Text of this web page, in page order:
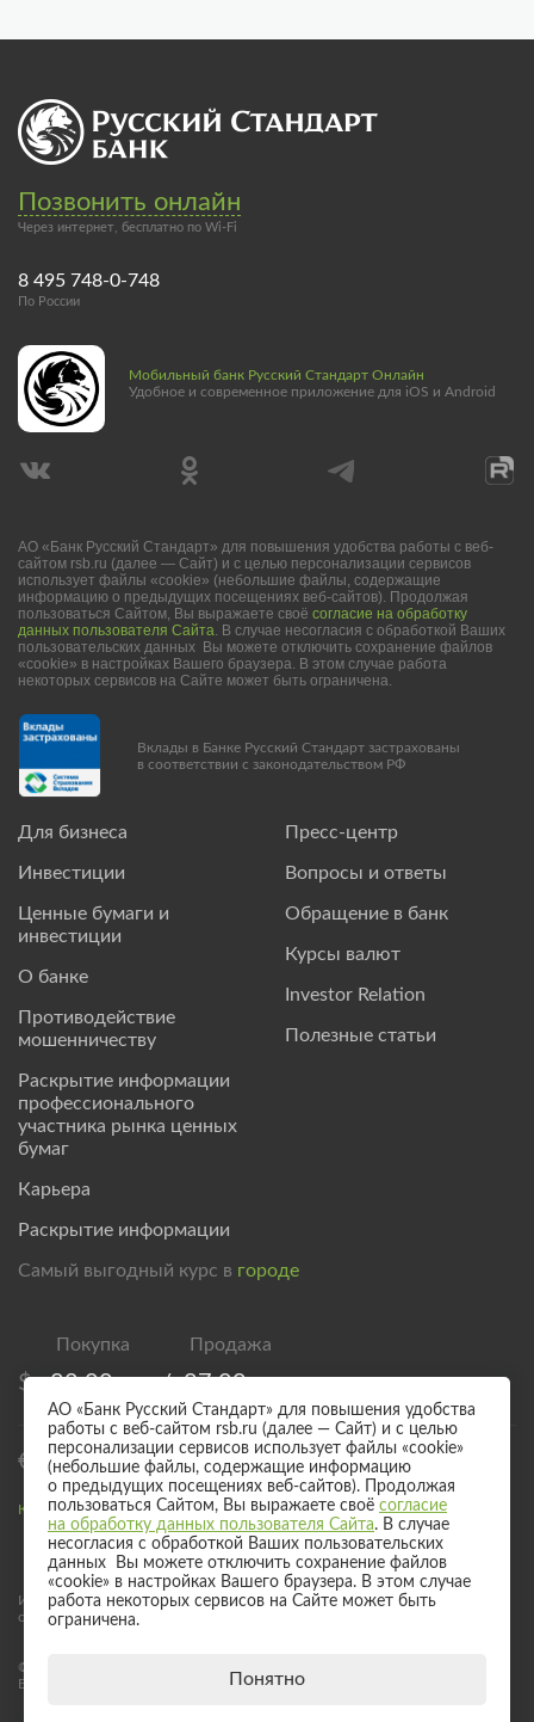
Позвонить онлайн
Через интернет, бесплатно по Wi-Fi
8 495 748-0-748
По России
Для бизнеса
Инвестиции
Ценные бумаги и
инвестиции
О банке
Противодействие
мошенничеству
Раскрытие информации
профессионального
участника рынка ценных
бумаг
Карьера
Раскрытие информации
Пресс-центр
Вопросы и ответы
Обращение в банк
Курсы валют
Investor Relation
Полезные статьи
Мобильный банк Русский Стандарт Онлайн
Удобное и современное приложение для iOS и Android
АО «Банк Русский Стандарт» для повышения удобства работы с веб-
сайтом rsb.ru (далее — Сайт) и с целью персонализации сервисов
использует файлы «cookie» (небольшие файлы, содержащие
информацию о предыдущих посещениях веб-сайтов). Продолжая
пользоваться Сайтом, Вы выражаете своё согласие на обработку
данных пользователя Сайта. В случае несогласия с обработкой Ваших
пользовательских данных Вы можете отключить сохранение файлов
«cookie» в настройках Вашего браузера. В этом случае работа
некоторых сервисов на Сайте может быть ограничена.
Вклады в Банке Русский Стандарт застрахованы
в соответствии с законодательством РФ
Самый выгодный курс в городе
$ 82,00 / 87,00
€ 94,00 / 99,00
Курс валют для безналичного обмена
Информация о процентных ставках по договорам банковского вклада
с физическими лицами
© 2017 - 2026 АО «Банк Русский Стандарт». Универсальная лицензия
Банка России № 2289 выдана бессрочно 04 сентября 2024 года.
АО «Банк Русский Стандарт» для повышения удобства
работы с веб-сайтом rsb.ru (далее — Сайт) и с целью
персонализации сервисов использует файлы «cookie»
(небольшие файлы, содержащие информацию
о предыдущих посещениях веб-сайтов). Продолжая
пользоваться Сайтом, Вы выражаете своё согласие
на обработку данных пользователя Сайта. В случае
несогласия с обработкой Ваших пользовательских
данных Вы можете отключить сохранение файлов
«cookie» в настройках Вашего браузера. В этом случае
работа некоторых сервисов на Сайте может быть
ограничена.
Понятно